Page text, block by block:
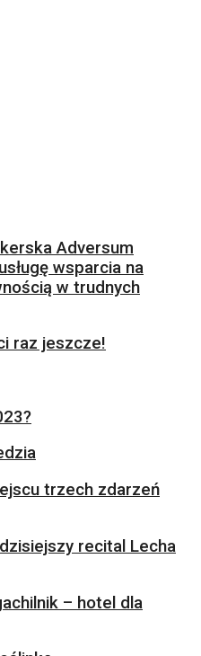
Adversum
wsparcia na
w trudnych
raz jeszcze!
trzech zdarzeń
recital Lecha
– hotel dla